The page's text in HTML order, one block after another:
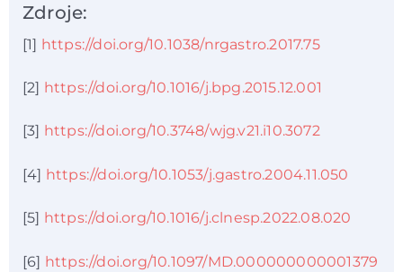
Zdroje:
[1] https://doi.org/10.1038/nrgastro.2017.75
[2] https://doi.org/10.1016/j.bpg.2015.12.001
[3] https://doi.org/10.3748/wjg.v21.i10.3072
[4] https://doi.org/10.1053/j.gastro.2004.11.050
[5] https://doi.org/10.1016/j.clnesp.2022.08.020
[6] https://doi.org/10.1097/MD.000000000001379